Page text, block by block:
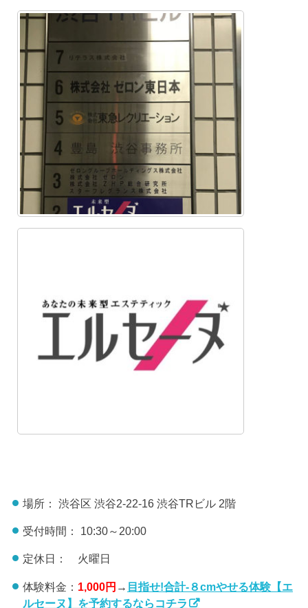
場所： 渋谷区 渋谷2-22-16 渋谷TRビル 2階
受付時間： 10:30～20:00
定休日： 火曜日
体験料金： 1,000円 → 目指せ!合計-８cmやせる体験【エ
ルセーヌ】を予約するならコチラ